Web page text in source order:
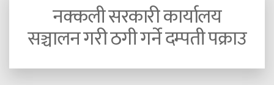
नक्कली सरकारी कार्यालय
सञ्चालन गरी ठगी गर्ने दम्पती पक्राउ